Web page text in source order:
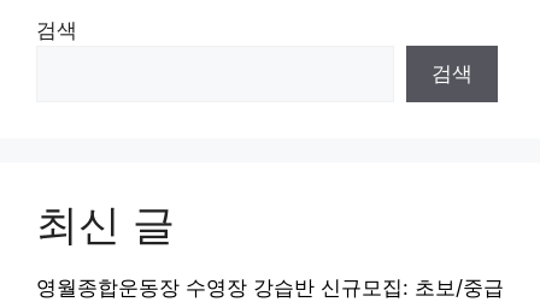
검색
검색
최신 글
영월종합운동장 수영장 강습반 신규모집: 초보/중급